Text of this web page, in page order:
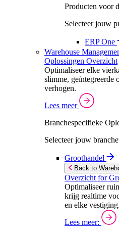
Producten voor
Selecteer jouw
ERP One
Warehouse
Oplossingen Overzicht
Optimaliseer elke
slimme, geïntegreerde
verhogen.
Lees meer
Branchespecifieke
Selecteer jouw
Groothandel
Back to
Overzicht for
Optimaliseer
krijg realtime
en elke vestiging.
Lees meer: